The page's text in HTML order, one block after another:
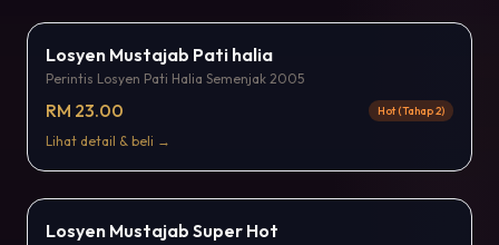
Losyen Mustajab Pati halia
Perintis Losyen Pati Halia Semenjak 2005
RM 23.00 Hot (Tahap 2)
Lihat detail & beli →
Popular
Losyen Mustajab Super Hot